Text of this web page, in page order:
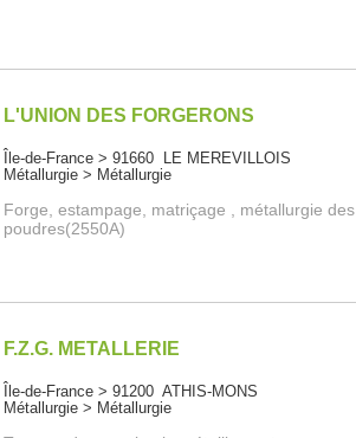
L'UNION DES FORGERONS
Île-de-France > 91660 LE MEREVILLOIS
Métallurgie > Métallurgie
Forge, estampage, matriçage , métallurgie des
poudres(2550A)
F.Z.G. METALLERIE
Île-de-France > 91200 ATHIS-MONS
Métallurgie > Métallurgie